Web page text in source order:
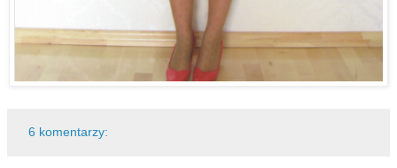
6 komentarzy: